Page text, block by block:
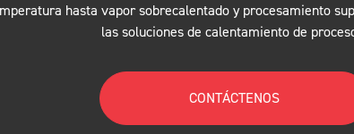
hasta vapor sobrecalentado y procesamiento
las soluciones de calentamiento de
CONTÁCTENOS